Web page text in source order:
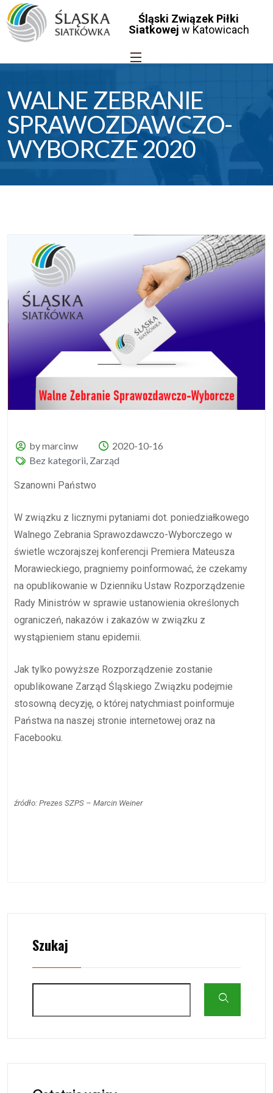
Śląski Związek Piłki
Siatkowej w Katowicach
WALNE ZEBRANIE
SPRAWOZDAWCZO-
WYBORCZE 2020
by marcinw
2020-10-16
Bez kategorii Zarząd
Szanowni Państwo
W związku z licznymi pytaniami dot. poniedziałkowego
Walnego Zebrania Sprawozdawczo-Wyborczego w
świetle wczorajszej konferencji Premiera Mateusza
Morawieckiego, pragniemy poinformować, że czekamy
na opublikowanie w Dzienniku Ustaw Rozporządzenie
Rady Ministrów w sprawie ustanowienia określonych
ograniczeń, nakazów i zakazów w związku z
wystąpieniem stanu epidemii.
Jak tylko powyższe Rozporządzenie zostanie
opublikowane Zarząd Śląskiego Związku podejmie
stosowną decyzję, o której natychmiast poinformuje
Państwa na naszej stronie internetowej oraz na
Facebooku.
źródło: Prezes SZPS – Marcin Weiner
Szukaj